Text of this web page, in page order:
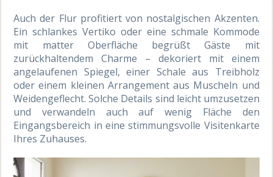
Auch der Flur profitiert von nostalgischen Akzenten.
Ein schlankes Vertiko oder eine schmale Kommode
mit matter Oberfläche begrüßt Gäste mit
zurückhaltendem Charme – dekoriert mit einem
angelaufenen Spiegel, einer Schale aus Treibholz
oder einem kleinen Arrangement aus Muscheln und
Weidengeflecht. Solche Details sind leicht umzusetzen
und verwandeln auch auf wenig Fläche den
Eingangsbereich in eine stimmungsvolle Visitenkarte
Ihres Zuhauses.